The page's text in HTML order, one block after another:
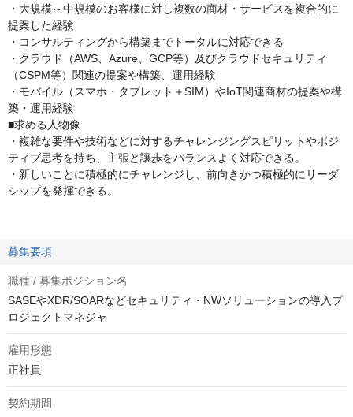
・大規模～中規模のお客様に対し複数の商材・サービスを複合的に
提案した経験
・コンサルティングから構築までトータルに対応できる
・クラウド（AWS、Azure、GCP等）及びクラウドセキュリティ
（CSPM等）関連の提案や構築、運用経験
・モバイル（スマホ・タブレット＋SIM）やIoT関連商材の提案や構
築・運用経験
■求める人物像
・複雑な要件や技術などに対するチャレンジングスピリットやポジ
ティブ思考を持ち、主張と譲歩をバランスよく対応できる。
・新しいことに積極的にチャレンジし、前向きかつ積極的にリーダ
シップを発揮できる。
募集要項
職種 / 募集ポジション名
SASEやXDR/SOARなどセキュリティ・NWソリューションの導入プ
ロジェクトマネジャ
雇用形態
正社員
契約期間